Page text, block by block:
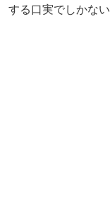
する口実でしかない